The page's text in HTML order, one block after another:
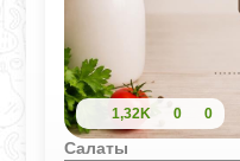
1,32K 0 0
Салаты